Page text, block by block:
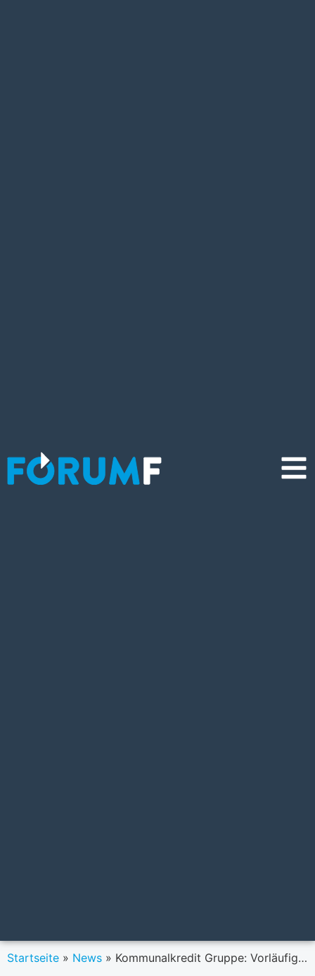
Startseite » News » Kommunalkredit Gruppe: Vorläufige Ergebnisse 2020